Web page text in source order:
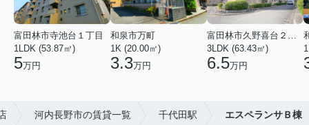
富田林市寺池台１丁目
1LDK (53.87㎡)
5万円
和泉市万町
1K (20.00㎡)
3.3万円
富田林市久野喜台２丁目
3LDK (63.43㎡)
6.5万円
河内長野市の賃貸一覧 千代田駅 エスペランサＢ棟